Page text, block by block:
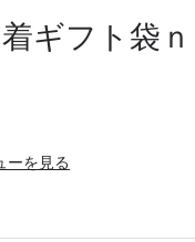
ギフト袋
ーを見る